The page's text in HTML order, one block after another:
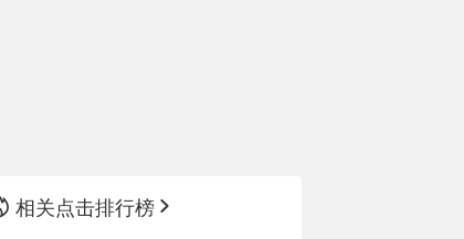
相关点击排行榜